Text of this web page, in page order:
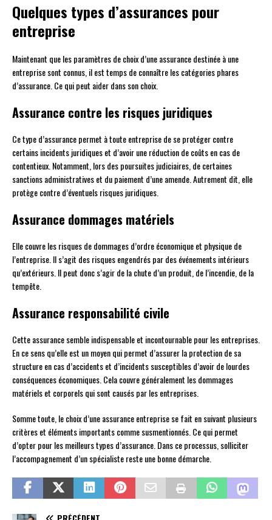
Quelques types d’assurances pour
entreprise
Maintenant que les paramètres de choix d’une assurance destinée à une
entreprise sont connus, il est temps de connaître les catégories phares
d’assurance. Ce qui peut aider dans son choix.
Assurance contre les risques juridiques
Ce type d’assurance permet à toute entreprise de se protéger contre
certains incidents juridiques et d’avoir une réduction de coûts en cas de
contentieux. Notamment, lors des poursuites judiciaires, de certaines
sanctions administratives et du paiement d’une amende. Autrement dit, elle
protège contre d’éventuels risques juridiques.
Assurance dommages matériels
Elle couvre les risques de dommages d’ordre économique et physique de
l’entreprise. Il s’agit des risques engendrés par des événements intérieurs
qu’extérieurs. Il peut donc s’agir de la chute d’un produit, de l’incendie, de la
tempête.
Assurance responsabilité civile
Cette assurance semble indispensable et incontournable pour les entreprises.
En ce sens qu’elle est un moyen qui permet d’assurer la protection de sa
structure en cas d’accidents et d’incidents susceptibles d’avoir de lourdes
conséquences économiques. Cela couvre généralement les dommages
matériels et corporels qui sont causés par les entreprises.
Somme toute, le choix d’une assurance entreprise se fait en suivant plusieurs
critères et éléments importants comme susmentionnés. Ce qui permet
d’opter pour les meilleurs types d’assurance. Dans ce processus, solliciter
l’accompagnement d’un spécialiste reste une bonne démarche.